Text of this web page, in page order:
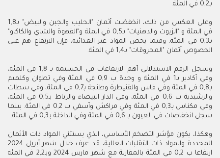
بـ0,2 في المئة
.
وعلى العكس من ذلك، انخفضت أثمان "الحليب والجبن والبيض" بـ1,8
في المئة و "الزيوت والدهنيات" بـ0,5 في المئة و"القهوة والشاي والكاكاو"
بـ0,3 في المئة. وفيما يخص المواد غير الغذائية، فإن الارتفاع هم على
الخصوص أثمان "المحروقات" بـ1,4 في المئة
.
وسجل الرقم الاستدلالي أهم الارتفاعات في الحسيمة بـ 1,8 في المئة،
وفي أكادير بـ1 في المئة و وجدة ب 0,9 في المئة وفي تطوان وكلميم
بـ0,8 في المئة وفي فاس والقنيطرة وطنجة بـ0,7 في المئة، وفي سطات
والرشيدية ب 0,6 في المئة، وفي الدار البيضاء والرباط بـ0,5 في المئة،
وفي مكناس بـ0,3 في المئة وفي مراكش وآسفي ب 0,2 في المئة. بينما
سجل انخفاضات في العيون بـ 0,6 في المئة وفي الداخلة بـ0,3 في المئة
.
وهكذا، يكون مؤشر التضخم الأساسي، الذي يستثني المواد ذات الأثمان
المحددة والمواد ذات التقلبات العالية، قد عرف خلال شهر أبريل 2024
ارتفاعا ب 0,2 في المئة بالمقارنة مع شهر مارس 2024 وبـ2,2 في المئة